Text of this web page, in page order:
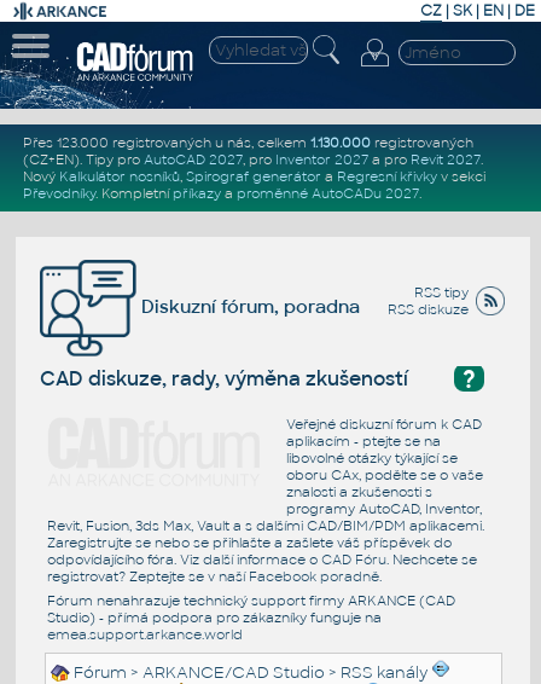
CZ | SK| EN | DE
Přes 123.000 registrovaných u nás, celkem 1.130.000registrovaných
(CZ+EN). Tipy pro AutoCAD 2027, pro Inventor 2027a pro Revit 2027.
Nový Kalkulátor nosníků, Spirograf generátor a Regresní křivkyv sekci
Převodníky. Kompletní příkazya proměnné AutoCADu 2027.
RSS tipy
RSS diskuze
Diskuzní fórum, poradna
?
CAD diskuze, rady, výměna zkušeností
Veřejné diskuzní fórum k CAD
aplikacím - ptejte se na
libovolné otázky týkající se
oboru CAx, podělte se o vaše
znalosti a zkušenosti s
programy AutoCAD, Inventor,
Revit, Fusion, 3ds Max, Vault a s dalšími CAD/BIM/PDM aplikacemi.
Zaregistrujte se nebo se přihlašte a zašlete váš příspěvek do
odpovídajícího fóra. Viz další informace o CAD Fóru. Nechcete se
registrovat? Zeptejte se v naší Facebook poradně.
Fórum nenahrazuje technický support firmy ARKANCE (CAD
Studio) - přímá podpora pro zákazníky funguje na
emea.support.arkance.world
Fórum >ARKANCE/CAD Studio > RSS kanály